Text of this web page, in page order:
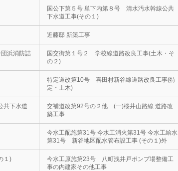
国公下第５号 単下内第８号 清水汚水幹線公共
下水道工事(その１)
近藤邸 新築工事
浜消防詰
国交街第１号２ 学校線道路改良工事(土木・そ
の２)
特定道改第10号 喜田村新谷線道路改良工事(特
定・土木)
共下水道
交補道改第92号の２他 (一)桜井山路線 道路改
築工事
今水工配施第31号 今水工消火第31号 今水工給水
第31号 新谷地区配水管布設工事 (その１)外
１)
今水工原施第23号 八町浅井戸ポンプ場整備工
事の内建家その他工事